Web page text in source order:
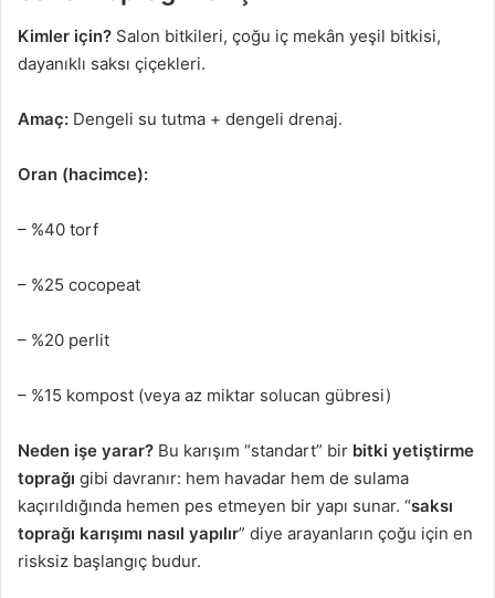
Kimler için? Salon bitkileri, çoğu iç mekân yeşil bitkisi,
dayanıklı saksı çiçekleri.
Amaç: Dengeli su tutma + dengeli drenaj.
Oran (hacimce):
– %40 torf
– %25 cocopeat
– %20 perlit
– %15 kompost (veya az miktar solucan gübresi)
Neden işe yarar? Bu karışım “standart” bir bitki yetiştirme
toprağı gibi davranır: hem havadar hem de sulama
kaçırıldığında hemen pes etmeyen bir yapı sunar. “saksı
toprağı karışımı nasıl yapılır” diye arayanların çoğu için en
risksiz başlangıç budur.